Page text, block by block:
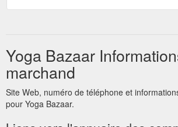
Yoga Bazaar
marchand
Site Web, numéro de téléphone et
pour Yoga Bazaar.